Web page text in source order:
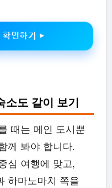
인하기 ▶
도 같이 보기
때는 메인 도시뿐
께 봐야 합니다.
심 여행에 맞고,
하마노마치 쪽을